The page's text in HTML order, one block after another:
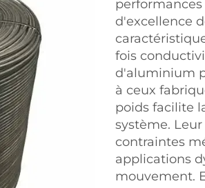
d'excellence
fois
d'aluminium
à ceux
poids facilite
système.
contraintes
applications
mouvement.